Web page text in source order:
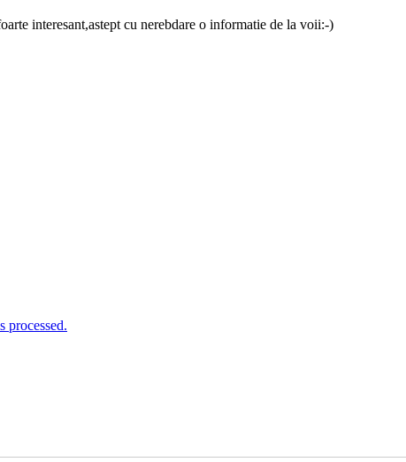
interesant,astept cu nerebdare o informatie de la voii:-)
processed.